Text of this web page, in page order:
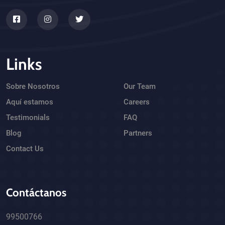
Links
Sobre Nosotros
Aquí estamos
Testimonials
Blog
Contact Us
Our Team
Careers
FAQ
Partners
Contáctanos
99500766